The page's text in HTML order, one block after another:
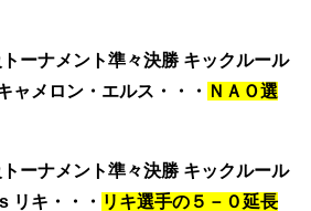
トーナメント準々決勝 キックルール
ャメロン・エルス ・・・ ＮＡＯ選
トーナメント準々決勝 キックルール
リキ ・・・ リキ選手の５－０延長